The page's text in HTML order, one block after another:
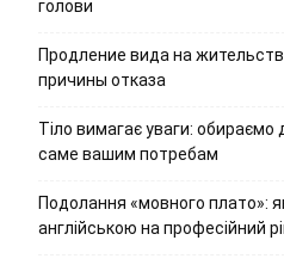
голови
Продление вида на
причины отказа
Тіло вимагає уваги: обираємо
саме вашим потребам
Подолання «мовного плато»:
англійською на професійний